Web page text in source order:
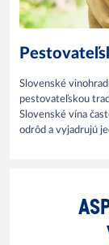
Slovenské
pestovateľskou
Slovenské vína
odrôd a vyjadrujú